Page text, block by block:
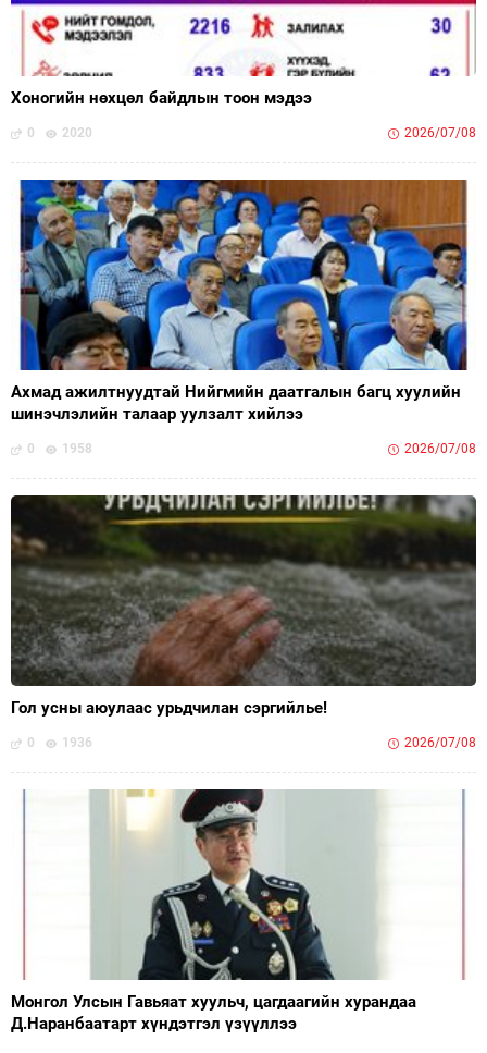
Хоногийн нөхцөл байдлын тоон мэдээ
0 2020 2026/07/08
Ахмад ажилтнуудтай Нийгмийн даатгалын багц хуулийн
шинэчлэлийн талаар уулзалт хийлээ
0 1958 2026/07/08
Гол усны аюулаас урьдчилан сэргийлье!
0 1936 2026/07/08
Монгол Улсын Гавьяат хуульч, цагдаагийн хурандаа
Д.Наранбаатарт хүндэтгэл үзүүллээ